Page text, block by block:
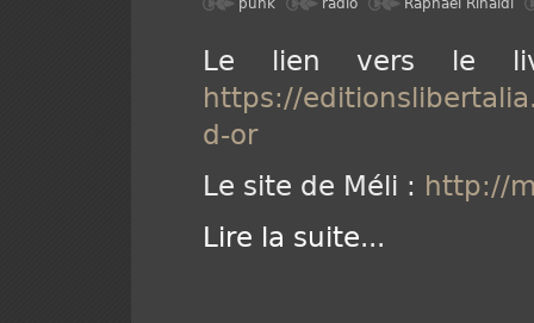
punk
radio Raphaël Rinaldi
Le lien vers le
https://
d-or
Le site de Méli : http://
Lire la suite...